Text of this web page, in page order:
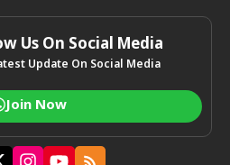
Us On Social Media
Update On Social Media
Join Now